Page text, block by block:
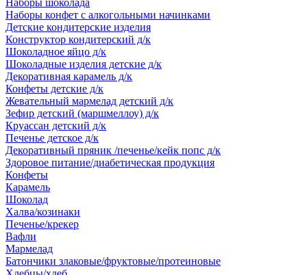
Наборы шоколада
Наборы конфет с алкогольными начинками
Детские кондитерские изделия
Конструктор кондитерский д/к
Шоколадное яйцо д/к
Шоколадные изделия детские д/к
Декоративная карамель д/к
Конфеты детские д/к
Жевательный мармелад детский д/к
Зефир детский (маршмеллоу) д/к
Круассан детский д/к
Печенье детское д/к
Декоративный пряник /печенье/кейк попс д/к
Здоровое питание/диабетическая продукция
Конфеты
Карамель
Шоколад
Халва/козинаки
Печенье/крекер
Вафли
Мармелад
Батончики злаковые/фруктовые/протеиновые